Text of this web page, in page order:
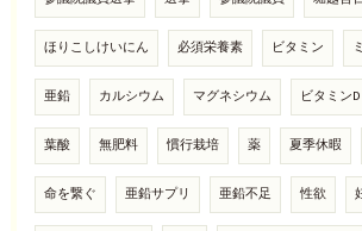
ほりこしけいにん 必須栄養素 ビタミン
亜鉛 カルシウム マグネシウム ビタミンD
葉酸 無肥料 慣行栽培 薬 夏季休暇
命を繋ぐ 亜鉛サプリ 亜鉛不足 性欲